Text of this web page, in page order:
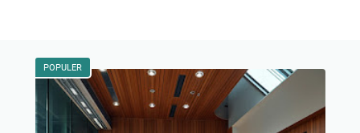
POPULER